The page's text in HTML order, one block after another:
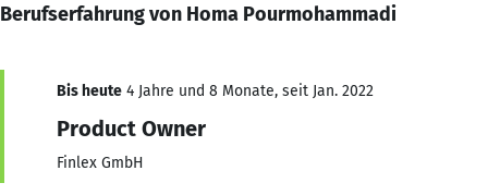
Berufserfahrung von Homa Pourmohammadi
Bis heute 4 Jahre und 8 Monate, seit Jan. 2022
Product Owner
Finlex GmbH